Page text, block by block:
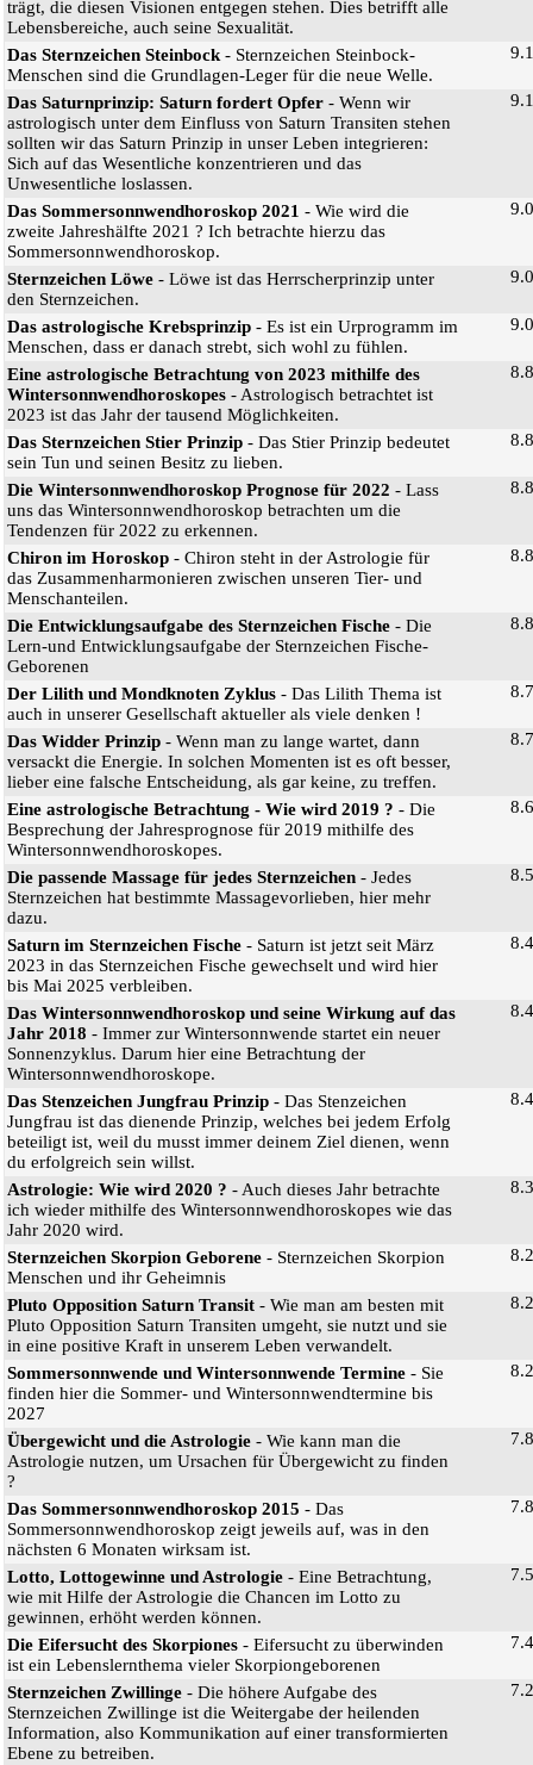
trägt, die diesen Visionen entgegen stehen. Dies betrifft alle
Lebensbereiche, auch seine Sexualität.
Das Sternzeichen Steinbock - Sternzeichen Steinbock-
Menschen sind die Grundlagen-Leger für die neue Welle.
9.1
Das Saturnprinzip: Saturn fordert Opfer - Wenn wir
astrologisch unter dem Einfluss von Saturn Transiten stehen
sollten wir das Saturn Prinzip in unser Leben integrieren:
Sich auf das Wesentliche konzentrieren und das
Unwesentliche loslassen.
9.1
Das Sommersonnwendhoroskop 2021 - Wie wird die
zweite Jahreshälfte 2021 ? Ich betrachte hierzu das
Sommersonnwendhoroskop.
9.0
Sternzeichen Löwe - Löwe ist das Herrscherprinzip unter
den Sternzeichen.
9.0
Das astrologische Krebsprinzip - Es ist ein Urprogramm im
Menschen, dass er danach strebt, sich wohl zu fühlen.
9.0
Eine astrologische Betrachtung von 2023 mithilfe des
Wintersonnwendhoroskopes - Astrologisch betrachtet ist
2023 ist das Jahr der tausend Möglichkeiten.
8.8
Das Sternzeichen Stier Prinzip - Das Stier Prinzip bedeutet
sein Tun und seinen Besitz zu lieben.
8.8
Die Wintersonnwendhoroskop Prognose für 2022 - Lass
uns das Wintersonnwendhoroskop betrachten um die
Tendenzen für 2022 zu erkennen.
8.8
Chiron im Horoskop - Chiron steht in der Astrologie für
das Zusammenharmonieren zwischen unseren Tier- und
Menschanteilen.
8.8
Die Entwicklungsaufgabe des Sternzeichen Fische - Die
Lern-und Entwicklungsaufgabe der Sternzeichen Fische-
Geborenen
8.8
Der Lilith und Mondknoten Zyklus - Das Lilith Thema ist
auch in unserer Gesellschaft aktueller als viele denken !
8.7
Das Widder Prinzip - Wenn man zu lange wartet, dann
versackt die Energie. In solchen Momenten ist es oft besser,
lieber eine falsche Entscheidung, als gar keine, zu treffen.
8.7
Eine astrologische Betrachtung - Wie wird 2019 ? - Die
Besprechung der Jahresprognose für 2019 mithilfe des
Wintersonnwendhoroskopes.
8.6
Die passende Massage für jedes Sternzeichen - Jedes
Sternzeichen hat bestimmte Massagevorlieben, hier mehr
dazu.
8.5
Saturn im Sternzeichen Fische - Saturn ist jetzt seit März
2023 in das Sternzeichen Fische gewechselt und wird hier
bis Mai 2025 verbleiben.
8.4
Das Wintersonnwendhoroskop und seine Wirkung auf das
Jahr 2018 - Immer zur Wintersonnwende startet ein neuer
Sonnenzyklus. Darum hier eine Betrachtung der
Wintersonnwendhoroskope.
8.4
Das Stenzeichen Jungfrau Prinzip - Das Stenzeichen
Jungfrau ist das dienende Prinzip, welches bei jedem Erfolg
beteiligt ist, weil du musst immer deinem Ziel dienen, wenn
du erfolgreich sein willst.
8.4
Astrologie: Wie wird 2020 ? - Auch dieses Jahr betrachte
ich wieder mithilfe des Wintersonnwendhoroskopes wie das
Jahr 2020 wird.
8.3
Sternzeichen Skorpion Geborene - Sternzeichen Skorpion
Menschen und ihr Geheimnis
8.2
Pluto Opposition Saturn Transit - Wie man am besten mit
Pluto Opposition Saturn Transiten umgeht, sie nutzt und sie
in eine positive Kraft in unserem Leben verwandelt.
8.2
Sommersonnwende und Wintersonnwende Termine - Sie
finden hier die Sommer- und Wintersonnwendtermine bis
2027
8.2
Übergewicht und die Astrologie - Wie kann man die
Astrologie nutzen, um Ursachen für Übergewicht zu finden
?
7.8
Das Sommersonnwendhoroskop 2015 - Das
Sommersonnwendhoroskop zeigt jeweils auf, was in den
nächsten 6 Monaten wirksam ist.
7.8
Lotto, Lottogewinne und Astrologie - Eine Betrachtung,
wie mit Hilfe der Astrologie die Chancen im Lotto zu
gewinnen, erhöht werden können.
7.5
Die Eifersucht des Skorpiones - Eifersucht zu überwinden
ist ein Lebenslernthema vieler Skorpiongeborenen
7.4
Sternzeichen Zwillinge - Die höhere Aufgabe des
Sternzeichen Zwillinge ist die Weitergabe der heilenden
Information, also Kommunikation auf einer transformierten
Ebene zu betreiben.
7.2